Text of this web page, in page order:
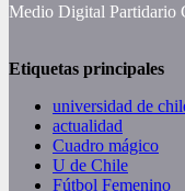
Medio Digital Partidario
Etiquetas principales
universidad de
actualidad
Cuadro mágico
U de Chile
Fútbol Femenino